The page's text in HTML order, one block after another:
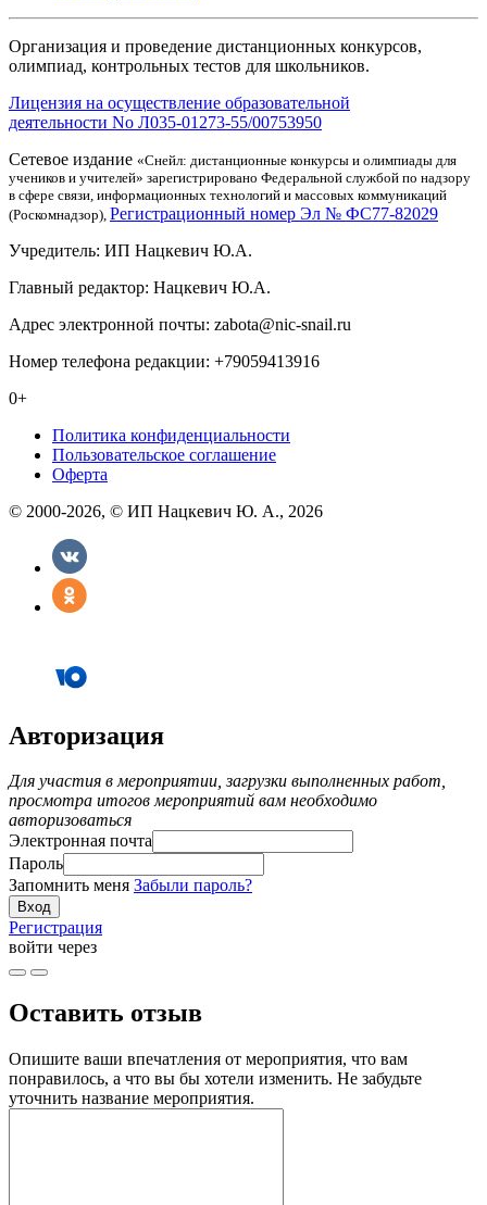
Организация и проведение дистанционных конкурсов,
олимпиад, контрольных тестов для школьников.
Лицензия на осуществление образовательной
деятельности No Л035-01273-55/00753950
Сетевое издание «Снейл: дистанционные конкурсы и олимпиады для
учеников и учителей» зарегистрировано Федеральной службой по надзору
в сфере связи, информационных технологий и массовых коммуникаций
(Роскомнадзор), Регистрационный номер Эл № ФС77-82029
Учредитель: ИП Нацкевич Ю.А.
Главный редактор: Нацкевич Ю.А.
Адрес электронной почты: zabota@nic-snail.ru
Номер телефона редакции: +79059413916
0+
Политика конфиденциальности
Пользовательское соглашение
Оферта
© 2000-2026, © ИП Нацкевич Ю. А., 2026
Авторизация
Для участия в мероприятии, загрузки выполненных работ,
просмотра итогов мероприятий вам необходимо
авторизоваться
Электронная почта
Пароль
Запомнить меня Забыли пароль?
Регистрация
войти через
Оставить отзыв
Опишите ваши впечатления от мероприятия, что вам
понравилось, а что вы бы хотели изменить. Не забудьте
уточнить название мероприятия.